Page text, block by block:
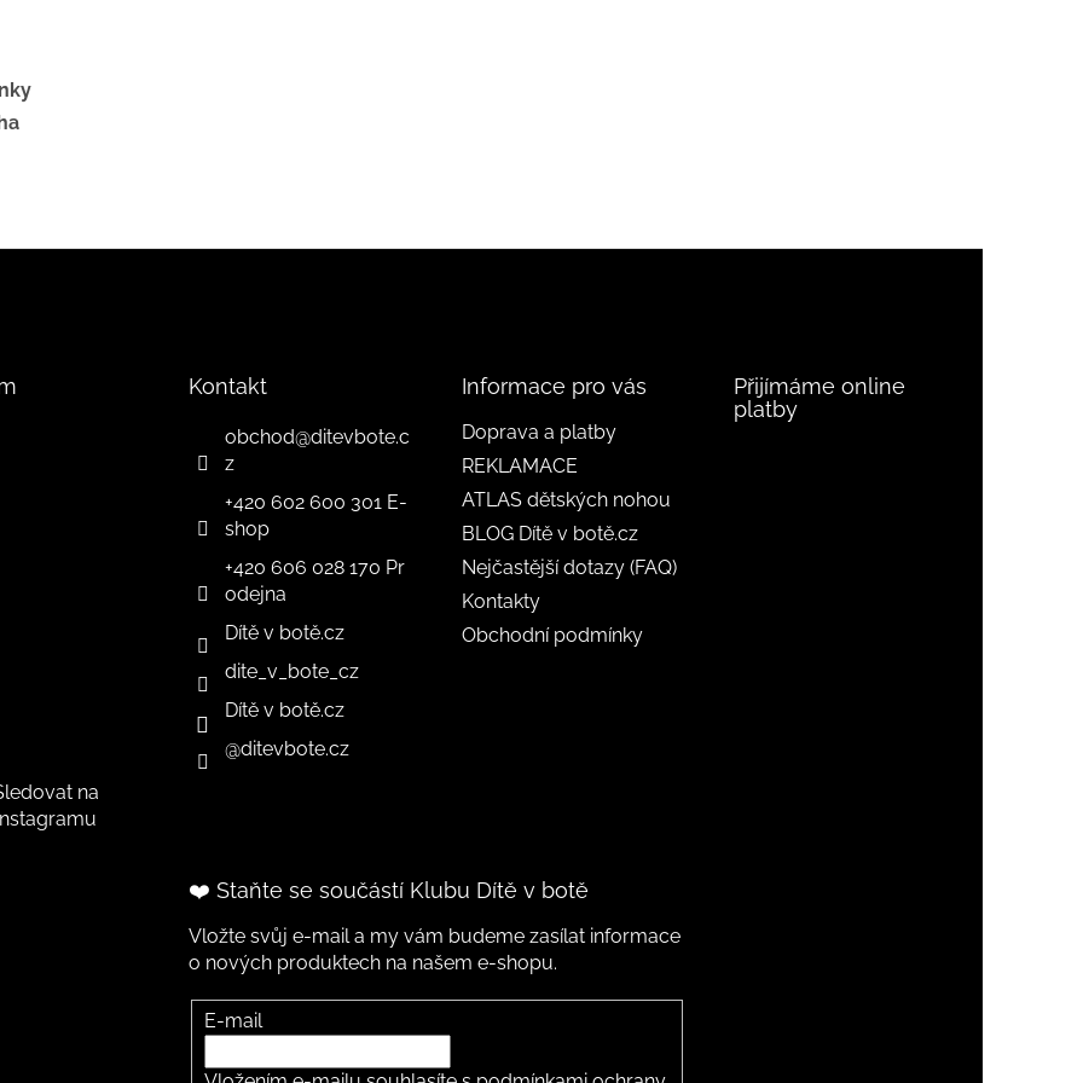
na
Kontakt
obchod@ditevbote.c
z
+420 602 600 301 E-
shop
+420 606 028 170 Pr
odejna
Dítě v botě.cz
dite_v_bote_cz
Dítě v botě.cz
@ditevbote.cz
Informace pro vás
Doprava a platby
REKLAMACE
ATLAS dětských nohou
BLOG Dítě v botě.cz
Nejčastější dotazy (FAQ)
Kontakty
Obchodní podmínky
Přijímáme online
platby
❤️ Staňte se součástí Klubu Dítě v botě
Vložte svůj e-mail a my vám budeme zasílat informace
o nových produktech na našem e-shopu.
E-mail